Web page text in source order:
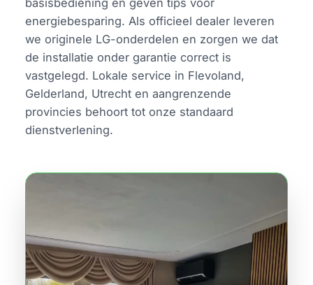
energiebesparing. Als officieel dealer leveren
we originele LG-onderdelen en zorgen we dat
de installatie onder garantie correct is
vastgelegd. Lokale service in Flevoland,
Gelderland, Utrecht en aangrenzende
provincies behoort tot onze standaard
dienstverlening.